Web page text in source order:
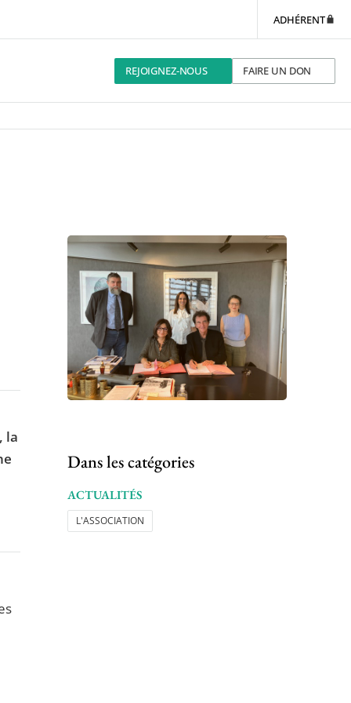
ADHÉRENT
REJOIGNEZ-NOUS FAIRE UN DON
la
Dans les catégories
ACTUALITÉS
L'ASSOCIATION